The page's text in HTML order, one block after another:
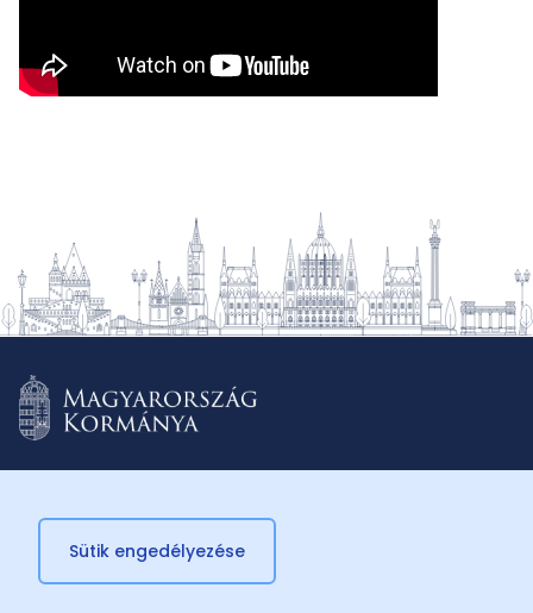
© 2026 Külügyminisztérium
Sütik engedélyezése